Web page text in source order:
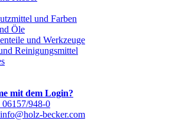
und Farben
Öle
und Werkzeuge
Reinigungsmittel
mit dem Login?
06157/948-0
becker.com